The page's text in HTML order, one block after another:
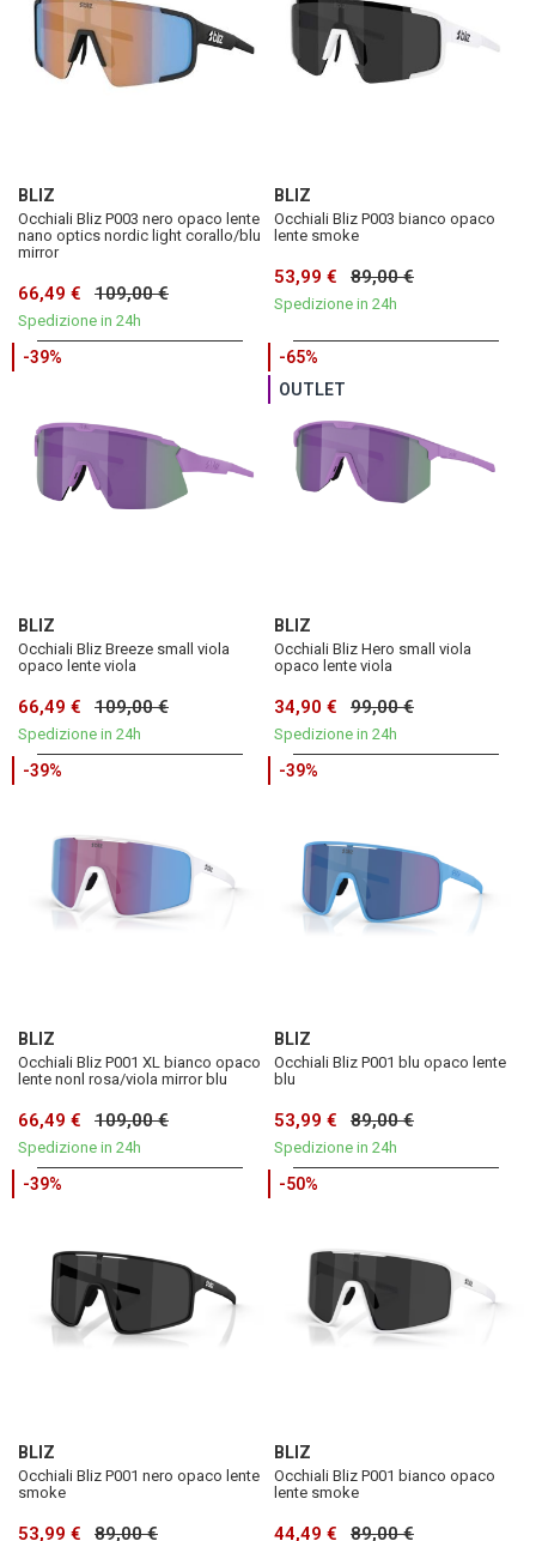
BLIZ
Occhiali Bliz P003 nero opaco lente
nano optics nordic light corallo/blu
mirror
66,49 € 109,00 €
Spedizione in 24h
BLIZ
Occhiali Bliz P003 bianco opaco
lente smoke
53,99 € 89,00 €
Spedizione in 24h
-39%
BLIZ
Occhiali Bliz Breeze small viola
opaco lente viola
66,49 € 109,00 €
Spedizione in 24h
-65%
OUTLET
BLIZ
Occhiali Bliz Hero small viola
opaco lente viola
34,90 € 99,00 €
Spedizione in 24h
-39%
BLIZ
Occhiali Bliz P001 XL bianco opaco
lente nonl rosa/viola mirror blu
66,49 € 109,00 €
Spedizione in 24h
-39%
BLIZ
Occhiali Bliz P001 blu opaco lente
blu
53,99 € 89,00 €
Spedizione in 24h
-39%
BLIZ
Occhiali Bliz P001 nero opaco lente
smoke
53,99 € 89,00 €
-50%
BLIZ
Occhiali Bliz P001 bianco opaco
lente smoke
44,49 € 89,00 €